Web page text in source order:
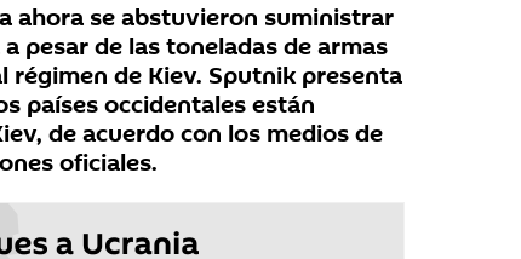
ahora se abstuvieron suministrar
pesar de las toneladas de armas
régimen de Kiev. Sputnik presenta
países occidentales están
de acuerdo con los medios de
oficiales.